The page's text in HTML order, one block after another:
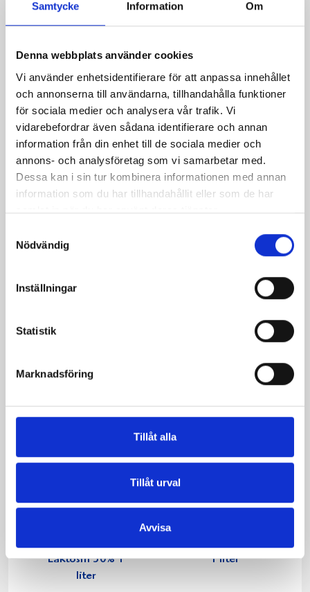
Samtycke Information Om
Denna webbplats använder cookies
Vi använder enhetsidentifierare för att anpassa innehållet
och annonserna till användarna, tillhandahålla funktioner
för sociala medier och analysera vår trafik. Vi
vidarebefordrar även sådana identifierare och annan
information från din enhet till de sociala medier och
annons- och analysföretag som vi samarbetar med.
Dessa kan i sin tur kombinera informationen med annan
information som du har tillhandahållit eller som de har
samlat in när du har använt deras tjänster.
Nödvändig
Inställningar
Statistik
Marknadsföring
Tillåt alla
Tillåt urval
Avvisa
normalsaltat
KRAV 500g
34% 500g
34% 200g
Fraichen 13%
Laktosfri 30% 1
liter
1 liter